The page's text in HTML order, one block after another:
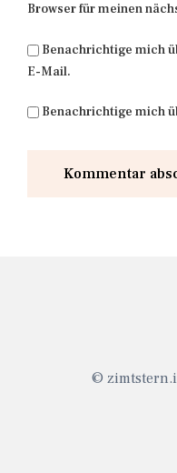
Browser für meinen
Benachrichtige mich
E-Mail.
Benachrichtige mich
©